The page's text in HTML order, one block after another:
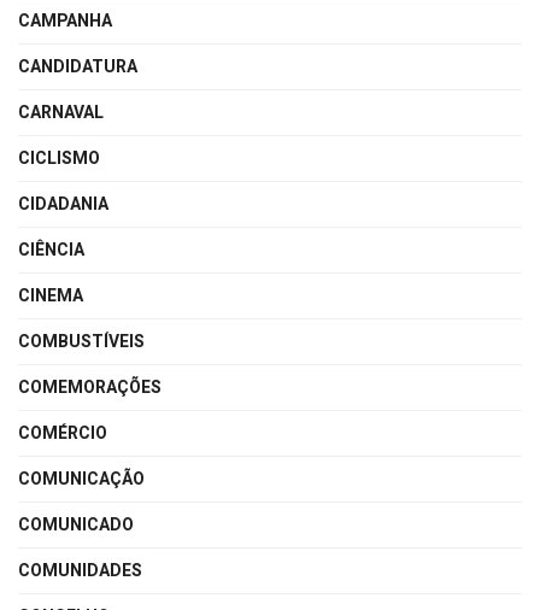
CAMPANHA
CANDIDATURA
CARNAVAL
CICLISMO
CIDADANIA
CIÊNCIA
CINEMA
COMBUSTÍVEIS
COMEMORAÇÕES
COMÉRCIO
COMUNICAÇÃO
COMUNICADO
COMUNIDADES